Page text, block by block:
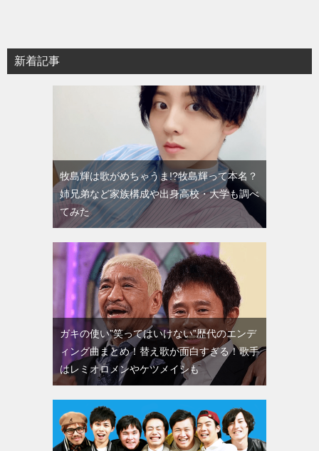
新着記事
牧島輝は歌がめちゃうま!?牧島輝って本名？
姉兄弟など家族構成や出身高校・大学も調べ
てみた
ガキの使い”笑ってはいけない”歴代のエンデ
ィング曲まとめ！替え歌が面白すぎる！歌手
はレミオロメンやケツメイシも